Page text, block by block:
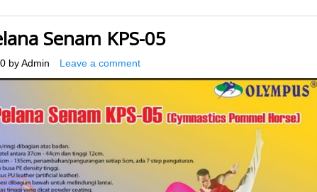
Senam KPS-05
by Admin Leave a comment